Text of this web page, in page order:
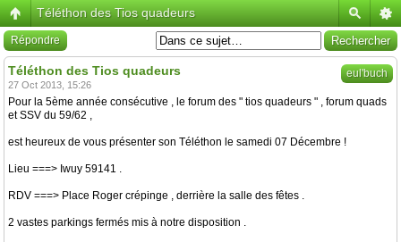
Téléthon des Tios quadeurs
Répondre
eul'buch
Téléthon des Tios quadeurs
27 Oct 2013, 15:26
Pour la 5ème année consécutive , le forum des " tios quadeurs " , forum quads
et SSV du 59/62 ,
est heureux de vous présenter son Téléthon le samedi 07 Décembre !
Lieu ===> Iwuy 59141 .
RDV ===> Place Roger crépinge , derrière la salle des fêtes .
2 vastes parkings fermés mis à notre disposition .